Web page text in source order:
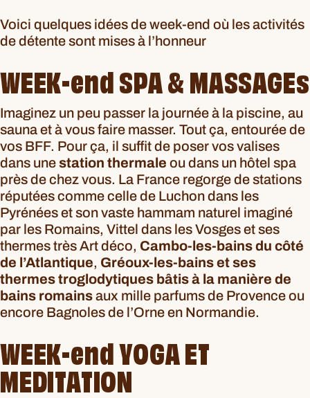
Voici quelques idées de week-end où les activités
de détente sont mises à l’honneur
WEEK-end SPA & MASSAGEs
Imaginez un peu passer la journée à la piscine, au
sauna et à vous faire masser. Tout ça, entourée de
vos BFF. Pour ça, il suffit de poser vos valises
dans unestation thermale ou dans un hôtel spa
près de chez vous. La France regorge de stations
réputées comme celle de Luchon dans les
Pyrénéeset son vaste hammam naturel imaginé
par les Romains, Vittel dans les Vosges et ses
thermes très Art déco, Cambo-les-bains du côté
de l’Atlantique, Gréoux-les-bains et ses
thermes troglodytiques bâtis à la manière de
bains romainsaux mille parfums de Provence ou
encore Bagnoles de l’Orne en Normandie.
WEEK-end YOGA ET
MEDITATION